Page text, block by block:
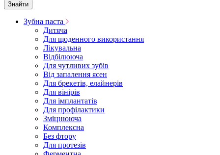
Знайти
Зубна паста
Дитяча
Для щоденного використання
Лікувальна
Відбілююча
Для чутливих зубів
Від запалення ясен
Для брекетів, елайнерів
Для вінірів
Для імплантатів
Для профілактики
Зміцнююча
Комплексна
Без фтору
Для протезів